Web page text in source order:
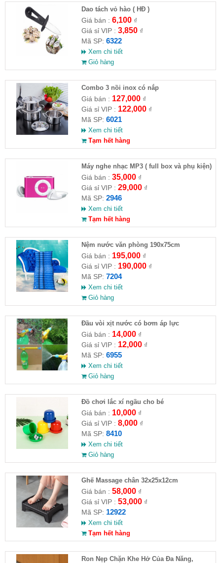
Dao tách vỏ hào ( HĐ )
Giá bán : 6,100₫
Giá sỉ VIP : 3,850₫
Mã SP: 6322
Xem chi tiết
Giỏ hàng
Combo 3 nồi inox có nắp
Giá bán : 127,000₫
Giá sỉ VIP : 122,000₫
Mã SP: 6021
Xem chi tiết
Tạm hết hàng
Máy nghe nhạc MP3 ( full box và phụ kiện)
Giá bán : 35,000₫
Giá sỉ VIP : 29,000₫
Mã SP: 2946
Xem chi tiết
Tạm hết hàng
Nệm nước văn phòng 190x75cm
Giá bán : 195,000₫
Giá sỉ VIP : 190,000₫
Mã SP: 7204
Xem chi tiết
Giỏ hàng
Đầu vòi xịt nước có bơm áp lực
Giá bán : 14,000₫
Giá sỉ VIP : 12,000₫
Mã SP: 6955
Xem chi tiết
Giỏ hàng
Đồ chơi lắc xí ngầu cho bé
Giá bán : 10,000₫
Giá sỉ VIP : 8,000₫
Mã SP: 8410
Xem chi tiết
Giỏ hàng
Ghế Massage chân 32x25x12cm
Giá bán : 58,000₫
Giá sỉ VIP : 53,000₫
Mã SP: 12922
Xem chi tiết
Tạm hết hàng
Ron Nẹp Chặn Khe Hở Của Đa Năng,